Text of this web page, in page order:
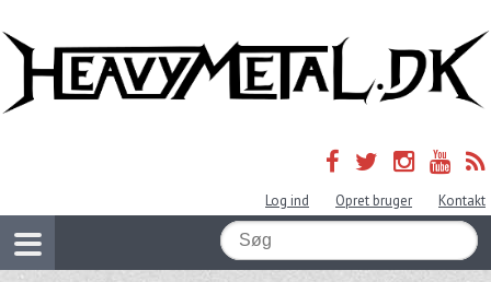
Log ind Opret bruger Kontakt